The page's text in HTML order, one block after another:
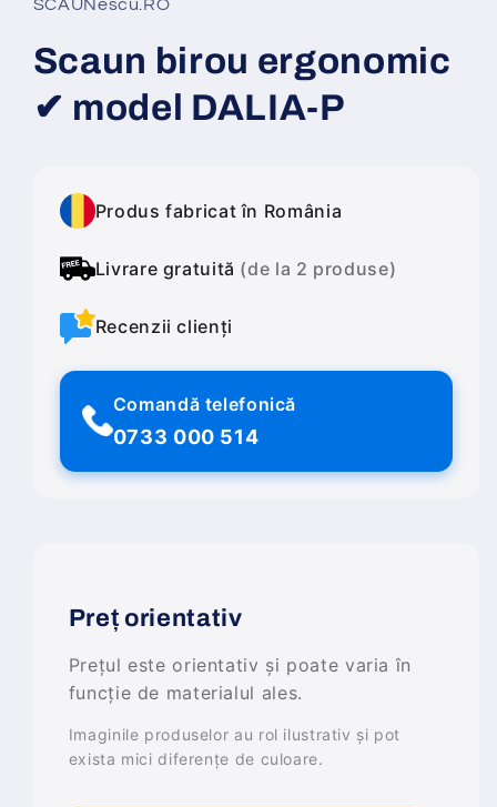
SCAUNescu.RO
Scaun birou ergonomic
✔ model DALIA-P
Produs fabricat în România
Livrare gratuită (de la 2 produse)
Recenzii clienți
Comandă telefonică
0733 000 514
Preț orientativ
Prețul este orientativ și poate varia în
funcție de materialul ales.
Imaginile produselor au rol ilustrativ și pot
exista mici diferențe de culoare.